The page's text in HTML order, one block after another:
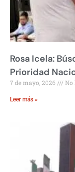
Rosa Icela:
Prioridad
7 de mayo, 2026
Leer más »